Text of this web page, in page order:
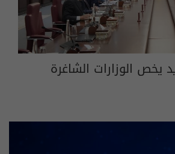
الوزارات الشاغرة